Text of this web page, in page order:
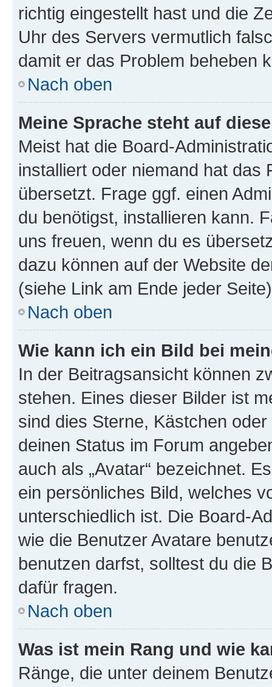
richtig eingestellt hast und die
Uhr des Servers vermutlich
damit er das Problem beheben
Nach oben
Meine Sprache steht auf
Meist hat die Board-
installiert oder niemand hat das
übersetzt. Frage ggf. einen
du benötigst, installieren kann.
uns freuen, wenn du es
dazu können auf der Website
(siehe Link am Ende jeder
Nach oben
Wie kann ich ein Bild bei
In der Beitragsansicht können
stehen. Eines dieser Bilder ist
sind dies Sterne, Kästchen
deinen Status im Forum
auch als „Avatar“ bezeichnet.
ein persönliches Bild, welches
unterschiedlich ist. Die Board-
wie die Benutzer Avatare
benutzen darfst, solltest du die
dafür fragen.
Nach oben
Was ist mein Rang und wie
Ränge, die unter deinem